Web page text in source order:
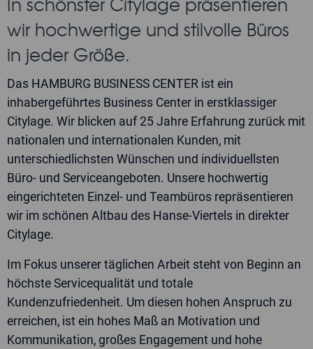
In schönster Citylage präsentieren
wir hochwertige und stilvolle Büros
in jeder Größe.
Das HAMBURG BUSINESS CENTER ist ein
inhabergeführtes Business Center in erstklassiger
Citylage. Wir blicken auf 25 Jahre Erfahrung zurück mit
nationalen und internationalen Kunden, mit
unterschiedlichsten Wünschen und individuellsten
Büro- und Serviceangeboten. Unsere hochwertig
eingerichteten Einzel- und Teambüros repräsentieren
wir im schönen Altbau des Hanse-Viertels in direkter
Citylage.
Im Fokus unserer täglichen Arbeit steht von Beginn an
höchste Servicequalität und totale
Kundenzufriedenheit. Um diesen hohen Anspruch zu
erreichen, ist ein hohes Maß an Motivation und
Kommunikation, großes Engagement und hohe
widerrufen.
Jetzt Angebot anfordern